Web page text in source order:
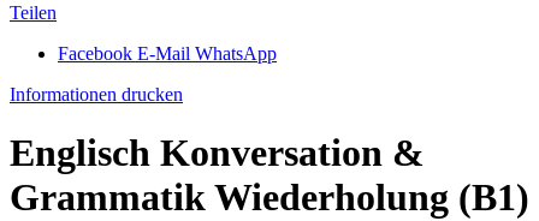
Teilen
Facebook E-Mail WhatsApp
Informationen drucken
Englisch Konversation &
Grammatik Wiederholung (B1)